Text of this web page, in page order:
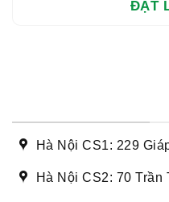
Hà Nội CS1: 229
Hà Nội CS2: 70 Trần